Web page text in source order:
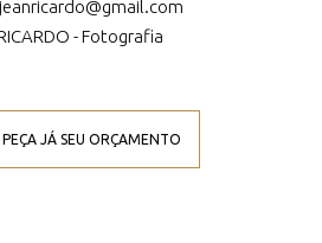
- Fotografia
JÁ SEU ORÇAMENTO